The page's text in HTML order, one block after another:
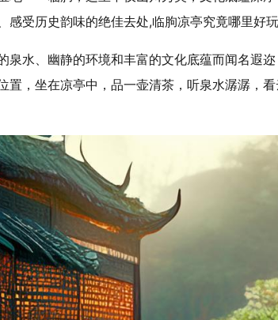
受历史韵味的绝佳去处,临朐凉亭究竟哪里好
水、幽静的环境和丰富的文化底蕴而闻名遐
，坐在凉亭中，品一壶清茶，听泉水潺潺，